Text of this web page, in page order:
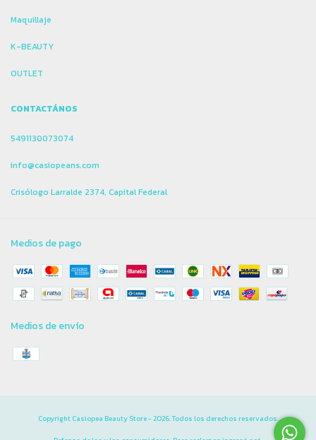
Maquillaje
K-BEAUTY
OUTLET
CONTACTÁNOS
5491130073074
info@casiopeans.com
Crisólogo Larralde 2374, Capital Federal
Medios de pago
Medios de envío
Copyright Casiopea Beauty Store - 2026. Todos los derechos reservados.